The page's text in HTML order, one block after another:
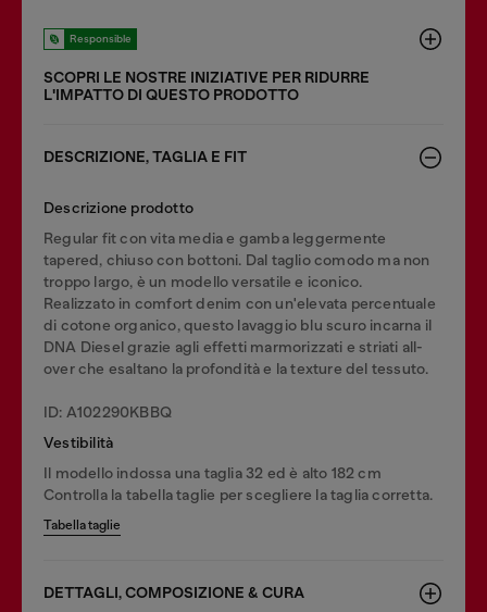
Responsible
SCOPRI LE NOSTRE INIZIATIVE PER RIDURRE
LʹIMPATTO DI QUESTO PRODOTTO
DESCRIZIONE, TAGLIA E FIT
Descrizione prodotto
Regular fit con vita media e gamba leggermente
tapered, chiuso con bottoni. Dal taglio comodo ma non
troppo largo, è un modello versatile e iconico.
Realizzato in comfort denim con un'elevata percentuale
di cotone organico, questo lavaggio blu scuro incarna il
DNA Diesel grazie agli effetti marmorizzati e striati all-
over che esaltano la profondità e la texture del tessuto.
ID: A102290KBBQ
Vestibilità
Il modello indossa una taglia 32 ed è alto 182 cm
Controlla la tabella taglie per scegliere la taglia corretta.
Tabella taglie
DETTAGLI, COMPOSIZIONE & CURA